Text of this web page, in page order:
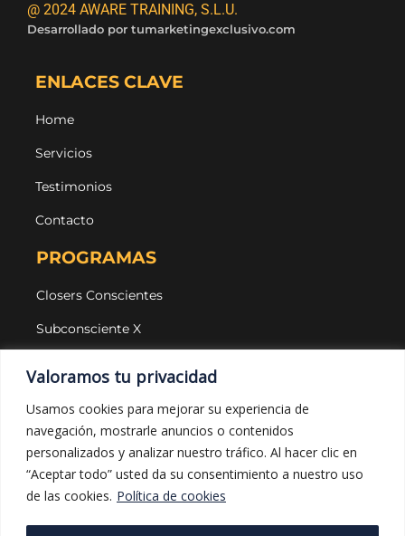
Valoramos tu privacidad
Usamos cookies para mejorar su experiencia de
navegación, mostrarle anuncios o contenidos
personalizados y analizar nuestro tráfico. Al hacer clic en
“Aceptar todo” usted da su consentimiento a nuestro uso
de las cookies. Política de cookies
@ 2024 AWARE TRAINING, S.L.U.
Desarrollado por tumarketingexclusivo.com
ENLACES CLAVE
Home
Servicios
Testimonios
Contacto
PROGRAMAS
Closers Conscientes
Subconsciente X
LEGAL Y PROTECCIÓN
Aviso legal
Política de privacidad
Política de cookies